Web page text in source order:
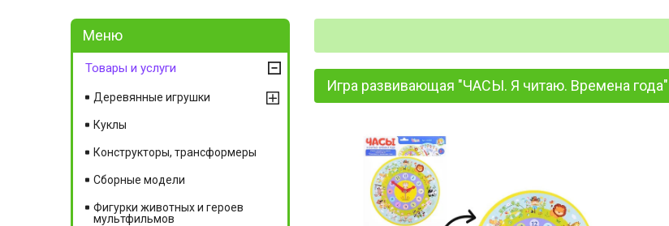
Игра развивающая "ЧАСЫ. Я читаю. Времена года"
Товары и услуги
Деревянные игрушки
Куклы
Конструкторы, трансформеры
Сборные модели
Фигурки животных и героев
мультфильмов